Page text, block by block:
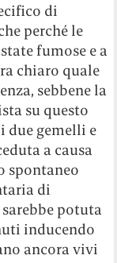
di
perché le
fumose e a
chiaro quale
sebbene la
su questo
due gemelli e
a causa
spontaneo
di
potuta
inducendo
ancora vivi